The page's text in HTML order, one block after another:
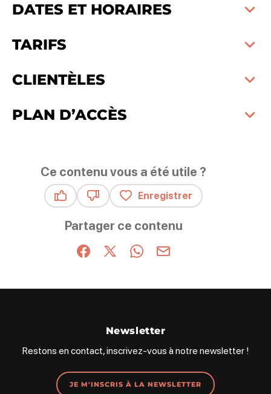
DATES ET HORAIRES
TARIFS
CLIENTÈLES
PLAN D’ACCÈS
Ce contenu vous a été utile ?
Enregistrer
Partager ce contenu
Partager sur Facebook (nouvelle fenêtre)
Partager sur X / Twitter (nouvelle
Partager sur WhatsApp
Partager par mail
Newsletter
Restons en contact, inscrivez-vous à notre newsletter !
JE M'INSCRIS À LA NEWSLETTER